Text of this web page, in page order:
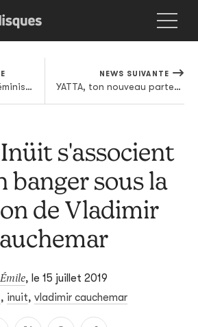
Quand un collectif féministe de techno émerge en Colombie
NEWS SUIVANTE
YATTA, ton nouveau partenaire angoisse
s'associent
banger sous la
de Vladimir
Émile, le 15 juillet 2019
, inuit, vladimir cauchemar